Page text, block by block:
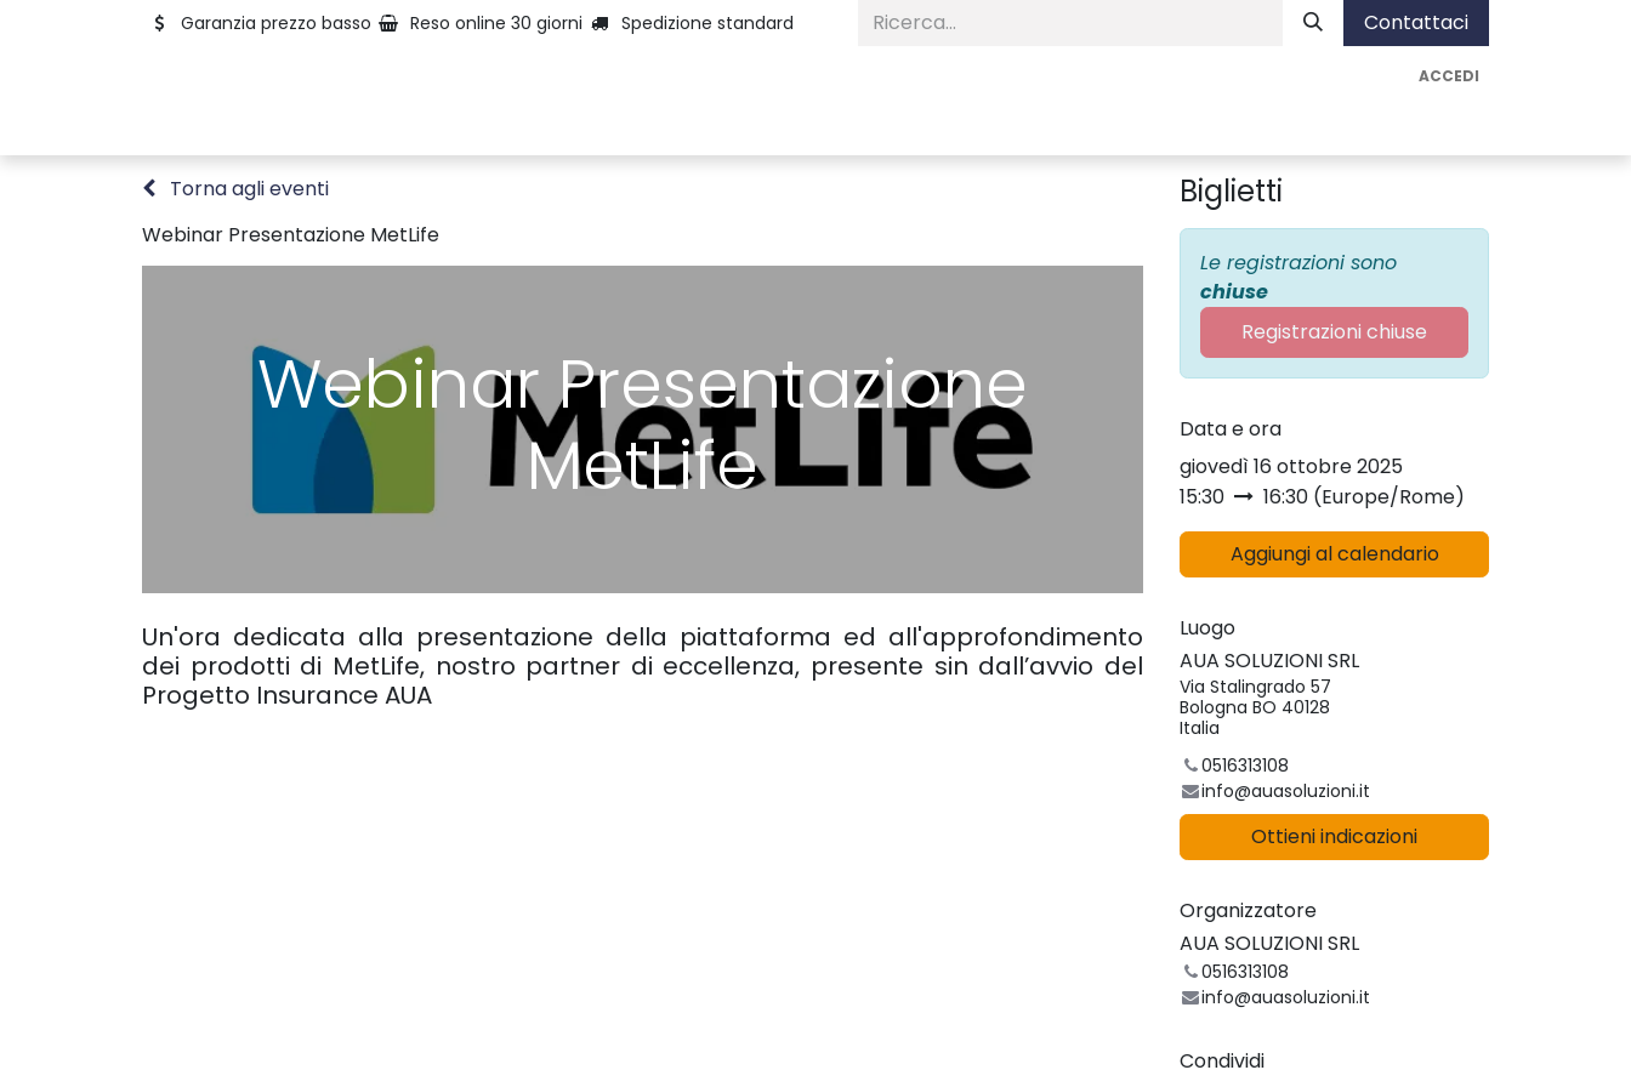
Garanzia prezzo basso Reso online 30 giorni Spedizione standard Contattaci
ACCEDI
Torna agli eventi
Webinar Presentazione MetLife
Webinar Presentazione
MetLife
Un'ora dedicata alla pr​esentazione della piattaforma ed all'approfondimento
dei prodotti di MetLife, nostro partner di eccellenza, presente sin dall’avvio del
Progetto Insura​nce AUA
Biglietti
Le registrazioni sono
chiuse
Registrazioni chiuse
Data e ora
giovedì 16 ottobre 2025
15:30
16:30 (Europe/Rome)
Aggiungi al calendario
Luogo
AUA SOLUZIONI SRL
Via Stalingrado 57
Bologna BO 40128
Italia
0516313108
info@auasoluzioni.it
Ottieni indicazioni
Organizzatore
AUA SOLUZIONI SRL
0516313108
info@auasoluzioni.it
Condividi